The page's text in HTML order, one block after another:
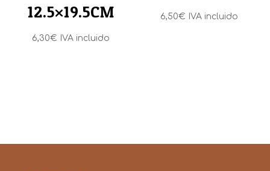
12.5×19.5CM
6,30€ IVA incluido
6,50€ IVA incluido